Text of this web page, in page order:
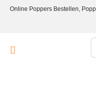
Online Poppers Bestellen,